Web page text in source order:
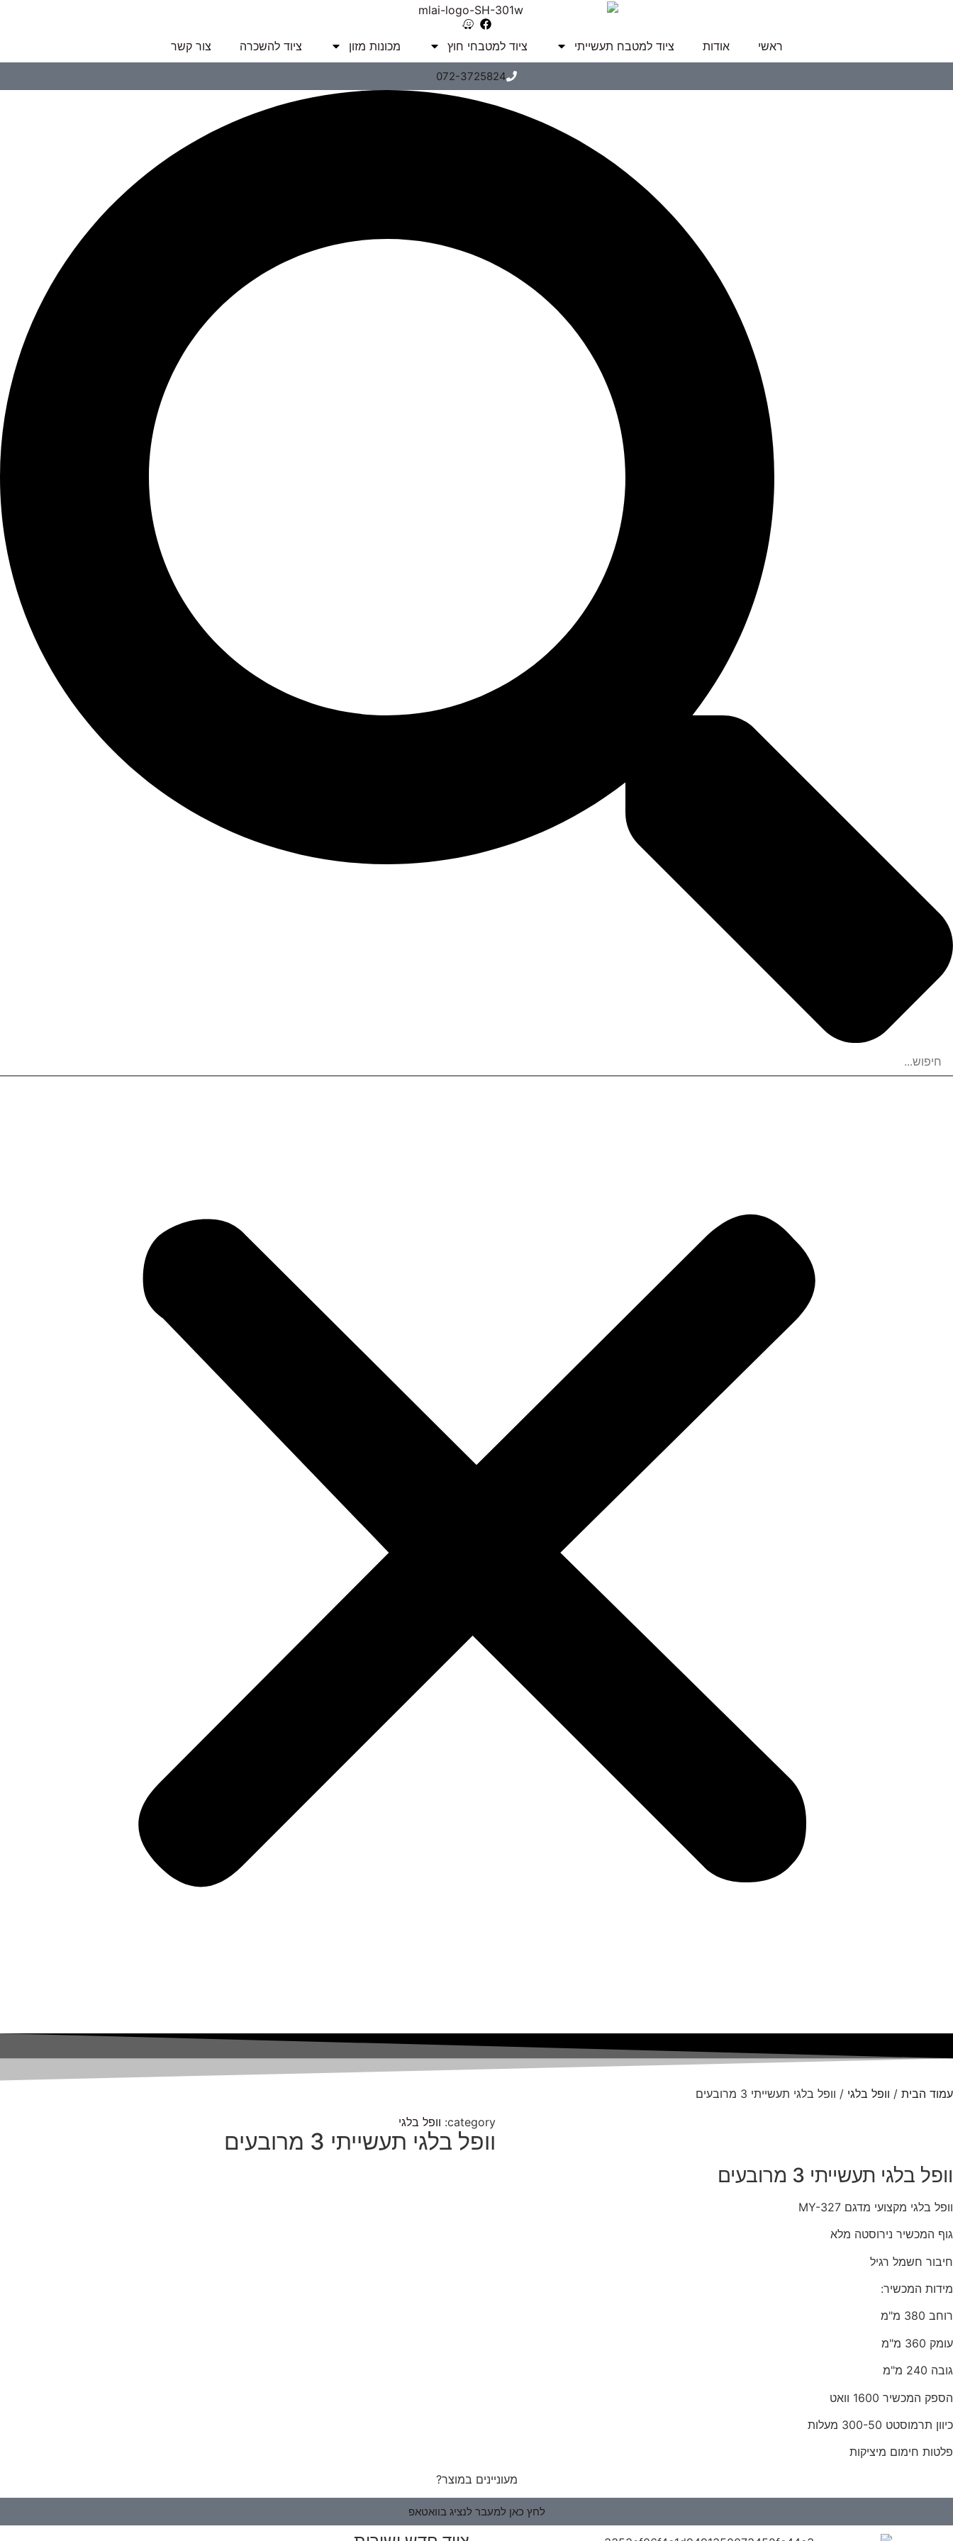
ראשי אודות ציוד למטבח תעשייתי ציוד למטבחי חוץ מכונות מזון ציוד להשכרה צור קשר
072-3725824
עמוד הבית / וופל בלגי / וופל בלגי תעשייתי 3 מרובעים
category: וופל בלגי
וופל בלגי תעשייתי 3 מרובעים
וופל בלגי תעשייתי 3 מרובעים
וופל בלגי מקצועי מדגם MY-327
גוף המכשיר נירוסטה מלא
חיבור חשמל רגיל
מידות המכשיר:
רוחב 380 מ"מ
עומק 360 מ"מ
גובה 240 מ"מ
הספק המכשיר 1600 וואט
כיוון תרמוסטט 300-50 מעלות
פלטות חימום מיציקות
מעוניינים במוצר?
לחץ כאן למעבר לנציג בוואטאפ